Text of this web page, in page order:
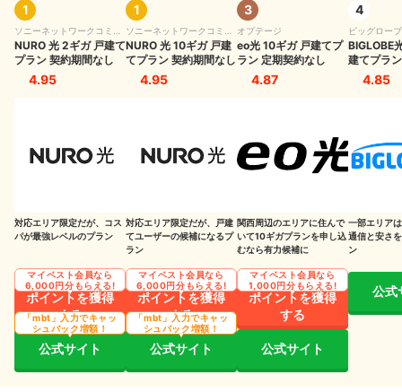
ソフトバンク光の料金を把握できたら申し込みの検討も
光回線を契約する前にしっかりと比較検討を！
ソフトバンク光についてはこちらの情報もチェック
1
ソニーネットワークコミュ
ニケーションズ
NURO 光 2ギガ 戸建て
プラン 契約期間なし
4.95
対応エリア限定だが、コス
パが最強レベルのプラン
ポイントを獲得
する
マイベスト会員なら
6,000円分もらえる!
公式サイト
「mbt」入力でキャッ
シュバック増額！
1
ソニーネットワークコミュ
ニケーションズ
NURO 光 10ギガ 戸建
てプラン 契約期間なし
4.95
対応エリア限定だが、戸建
てユーザーの候補になるプ
ラン
ポイントを獲得
する
マイベスト会員なら
6,000円分もらえる!
公式サイト
「mbt」入力でキャッ
シュバック増額！
3
オプテージ
eo光 10ギガ 戸建てプ
ラン 定期契約なし
4.87
関西周辺のエリアに住んで
いて10ギガプランを申し込
むなら有力候補に
ポイントを獲得
する
マイベスト会員なら
1,000円分もらえる!
公式サイト
4
ビッグローブ
BIGLOBE
建てプラ
4.85
一部エリア
通信と安さ
ン
公式